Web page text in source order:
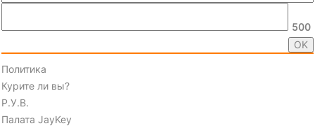
500
Политика
Курите ли вы?
Р.У.В.
Палата JayKey